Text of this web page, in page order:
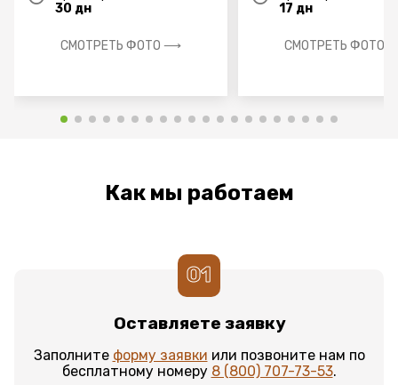
30 дн
СМОТРЕТЬ ФОТО ⟶
17 дн
СМОТРЕТЬ ФОТО
Как мы работаем
01
Оставляете заявку
Заполните форму заявки или позвоните нам по
бесплатному номеру 8 (800) 707-73-53.